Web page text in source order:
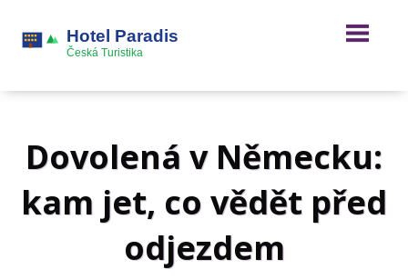
Dovolená v Německu:
kam jet, co vědět před
odjezdem